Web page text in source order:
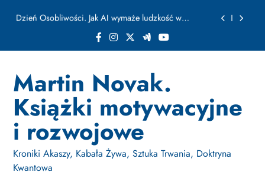
Jak Budować Myślokształty Powodzenia
Jak Projektować i Aktywować Myślokształty dla
Osiągania Celów w Codziennym Życiu
Dzień Osobliwości. Jak AI wymaże ludzkość w
ułamku sekundy
Jak Budować Myślokształty Powodzenia
Jak Projektować i Aktywować Myślokształty dla
Osiągania Celów w Codziennym Życiu
Martin Novak.
Książki motywacyjne
i rozwojowe
Kroniki Akaszy, Kabała Żywa, Sztuka Trwania, Doktryna
Kwantowa